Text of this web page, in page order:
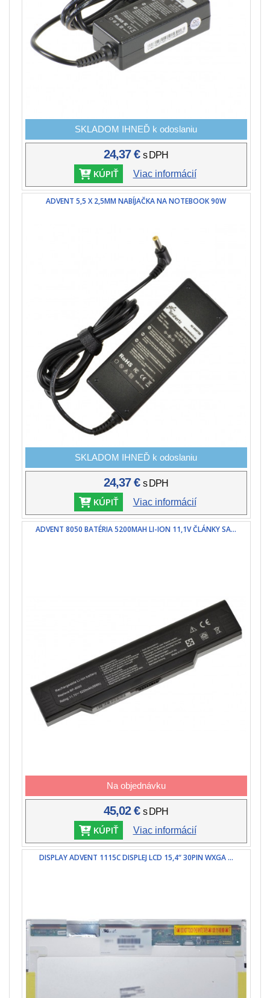
SKLADOM IHNEĎ k odoslaniu
24,37 €s DPH
KÚPIŤ Viac informácií
ADVENT 5,5 X 2,5MM NABÍJAČKA NA NOTEBOOK 90W
SKLADOM IHNEĎ k odoslaniu
24,37 €s DPH
KÚPIŤ Viac informácií
ADVENT 8050 BATÉRIA 5200MAH LI-ION 11,1V ČLÁNKY SA...
Na objednávku
45,02 €s DPH
KÚPIŤ Viac informácií
DISPLAY ADVENT 1115C DISPLEJ LCD 15,4“ 30PIN WXGA ...